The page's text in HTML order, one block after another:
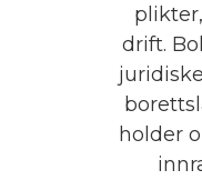
drift.
holder